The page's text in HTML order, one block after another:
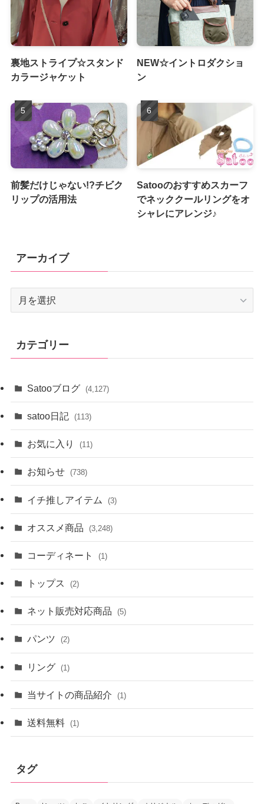
裏地ストライプ☆スタンド
カラージャケット
NEW☆イントロダクショ
ン
前髪だけじゃない!?チビク
リップの活用法
Satooのおすすめスカーフ
でネッククールリングをオ
シャレにアレンジ♪
アーカイブ
ブ
カテゴリー
Satooブログ (4,127)
satoo日記 (113)
お気に入り (11)
お知らせ (738)
イチ推しアイテム (3)
オススメ商品 (3,248)
コーディネート (1)
トップス (2)
ネット販売対応商品 (5)
パンツ (2)
リング (1)
当サイトの商品紹介 (1)
送料無料 (1)
タグ